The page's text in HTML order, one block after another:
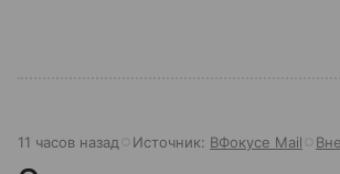
11 часов назад Источник: ВФокусе Mail